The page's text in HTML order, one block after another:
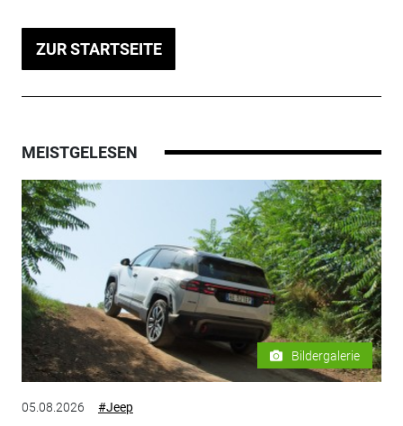
ZUR STARTSEITE
MEISTGELESEN
Bildergalerie
05.08.2026 #Jeep